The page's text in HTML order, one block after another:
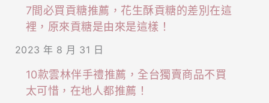
7間必買貢糖推薦，花生酥貢糖的差別在這
裡，原來貢糖是由來是這樣！
2023 年 8 月 31 日
10款雲林伴手禮推薦，全台獨賣商品不買
太可惜，在地人都推薦！